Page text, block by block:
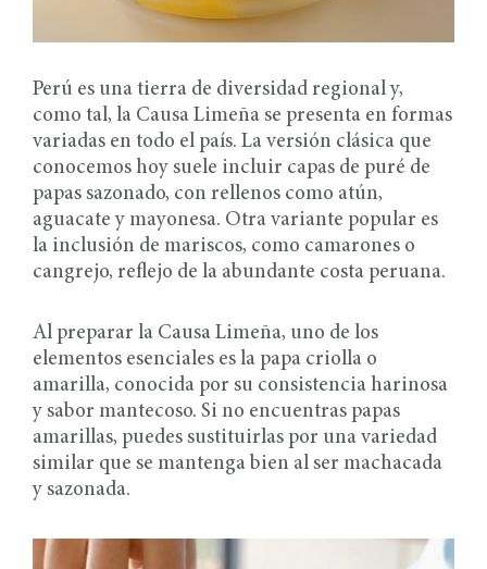
Perú es una tierra de diversidad regional y,
como tal, la Causa Limeña se presenta en formas
variadas en todo el país. La versión clásica que
conocemos hoy suele incluir capas de puré de
papas sazonado, con rellenos como atún,
aguacate y mayonesa. Otra variante popular es
la inclusión de mariscos, como camarones o
cangrejo, reflejo de la abundante costa peruana.
Al preparar la Causa Limeña, uno de los
elementos esenciales es la papa criolla o
amarilla, conocida por su consistencia harinosa
y sabor mantecoso. Si no encuentras papas
amarillas, puedes sustituirlas por una variedad
similar que se mantenga bien al ser machacada
y sazonada.